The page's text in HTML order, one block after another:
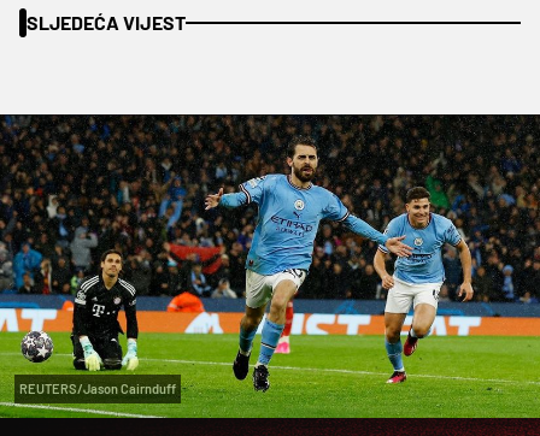
SLJEDEĆA VIJEST
REUTERS/Jason Cairnduff